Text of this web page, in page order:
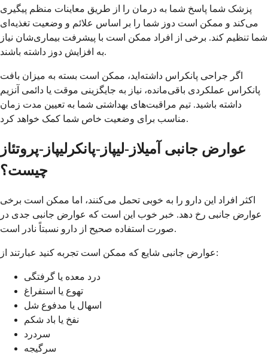
پزشک شما پاسخ شما به درمان را از طریق معاینات منظم پیگیری
می‌کند و ممکن است دوز شما را بر اساس علائم و وضعیت تغذیه‌ای
شما تنظیم کند. برخی از افراد ممکن است با پیشرفت بیماری‌شان نیاز
به افزایش دوز داشته باشند.
اگر جراحی پانکراس داشته‌اید، ممکن است بسته به میزان بافت
پانکراس عملکردی باقی‌مانده، نیاز به جایگزینی موقت یا دائمی آنزیم
داشته باشید. تیم مراقبت‌های بهداشتی شما به تعیین مدت زمان
مناسب برای وضعیت خاص شما کمک خواهد کرد.
عوارض جانبی آمیلاز-لیپاز-پانکرلیپاز-پروتئاز
چیست؟
اکثر افراد این دارو را به خوبی تحمل می‌کنند، اما ممکن است برخی
عوارض جانبی رخ دهد. خبر خوب این است که عوارض جانبی جدی در
صورت استفاده صحیح از دارو نسبتاً نادر است.
عوارض جانبی شایع که ممکن است تجربه کنید عبارتند از:
درد معده یا گرفتگی
تهوع یا استفراغ
اسهال یا مدفوع شل
نفخ یا باد شکم
سردرد
سرگیجه